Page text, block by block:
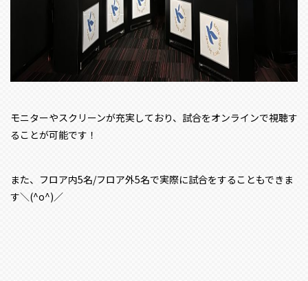
モニターやスクリーンが充実しており、試合をオンラインで視聴す
ることが可能です！
また、フロア内5名/フロア外5名で実際に試合をすることもできま
す＼(^o^)／